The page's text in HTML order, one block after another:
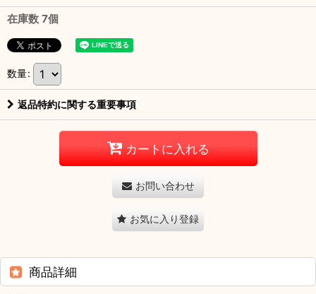
在庫数 7個
数量:
返品特約に関する重要事項
カートに入れる
お問い合わせ
お気に入り登録
商品詳細